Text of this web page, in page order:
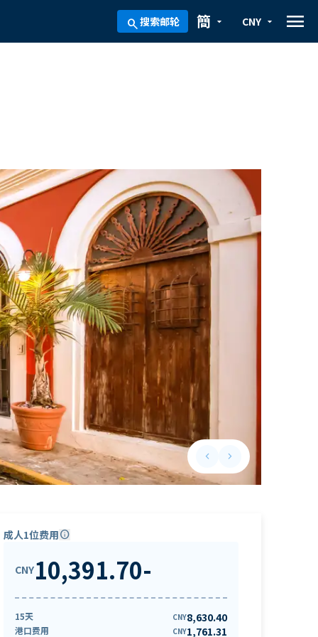
search搜索邮轮 arrow_drop_down
簡 arrow_drop_down
CNY menu
keyboard_arrow_leftPrevious slide
keyboard_arrow_rightNext slide
成人1位费用info
CNY10,391.70-
15天 CNY8,630.40
港口费用 CNY1,761.31